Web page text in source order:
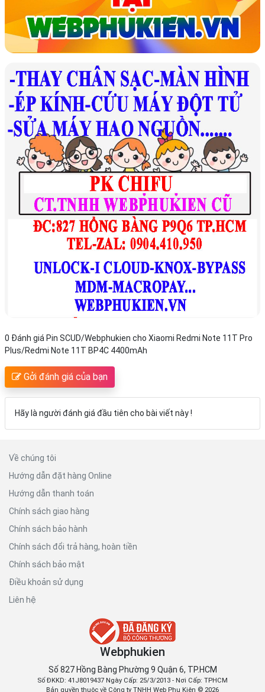
0 Đánh giá Pin SCUD/Webphukien cho Xiaomi Redmi Note 11T Pro
Plus/Redmi Note 11T BP4C 4400mAh
Gởi đánh giá của bạn
Hãy là người đánh giá đầu tiên cho bài viết này !
Về chúng tôi
Hướng dẫn đặt hàng Online
Hướng dẫn thanh toán
Chính sách giao hàng
Chính sách bảo hành
Chính sách đổi trả hàng, hoàn tiền
Chính sách bảo mật
Điều khoản sử dụng
Liên hệ
Webphukien
Số 827 Hồng Bàng Phường 9 Quận 6, TP.HCM
Số ĐKKD: 41J8019437 Ngày Cấp: 25/3/2013 - Nơi Cấp: TPHCM
Bản quyền thuộc về Công ty TNHH Web Phụ Kiện © 2026